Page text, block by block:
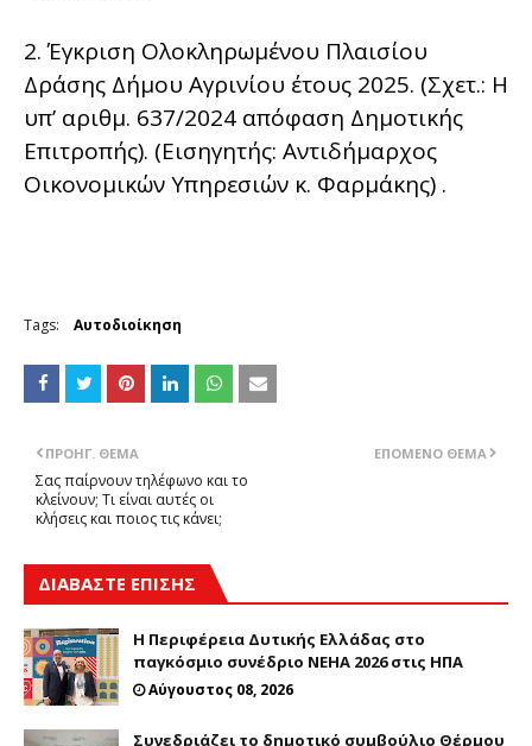
2. Έγκριση Ολοκληρωμένου Πλαισίου
Δράσης Δήμου Αγρινίου έτους 2025. (Σχετ.: Η
υπ’ αριθμ. 637/2024 απόφαση Δημοτικής
Επιτροπής). (Εισηγητής: Αντιδήμαρχος
Οικονομικών Υπηρεσιών κ. Φαρμάκης) .
Tags: Αυτοδιοίκηση
ΕΠΌΜΕΝΟ ΘΈΜΑ
ΠΡΟΗΓ. ΘΈΜΑ
Σας παίρνουν τηλέφωνο και το
κλείνουν; Τι είναι αυτές οι
κλήσεις και ποιος τις κάνει;
ΔΙΑΒΑΣΤΕ ΕΠΙΣΗΣ
Η Περιφέρεια Δυτικής Ελλάδας στο
παγκόσμιο συνέδριο NEHA 2026 στις ΗΠΑ
Αύγουστος 08, 2026
Συνεδριάζει το δημοτικό συμβούλιο Θέρμου